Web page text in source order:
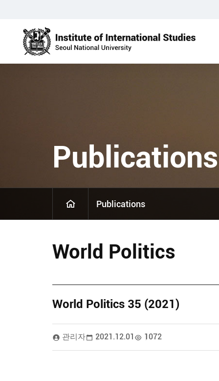
Publications
Publications
World Politics
World Politics 35 (2021)
관리자 2021.12.01 1072